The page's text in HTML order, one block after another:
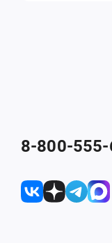
8-800-